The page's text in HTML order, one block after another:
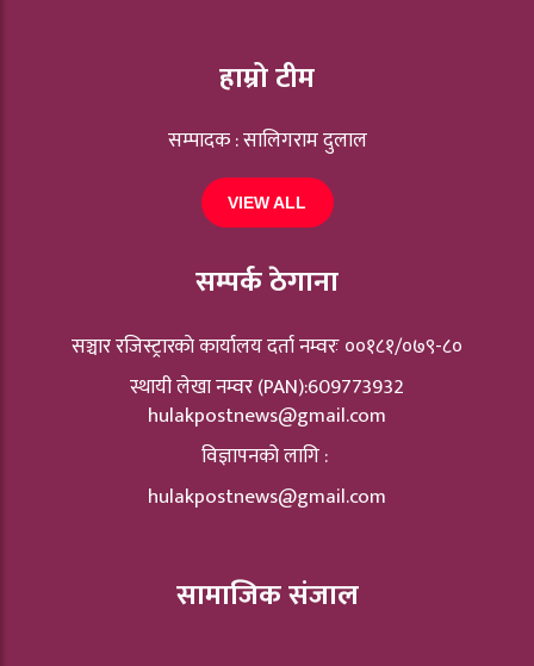
हाम्रो टीम
सम्पादक : सालिगराम दुलाल
VIEW ALL
सम्पर्क ठेगाना
सञ्चार रजिस्ट्रारकाे कार्यालय दर्ता नम्वरः ००१८१/०७९-८०
स्थायी लेखा नम्वर (PAN):609773932
hulakpostnews@gmail.com
विज्ञापनको लागि :
hulakpostnews@gmail.com
सामाजिक संजाल